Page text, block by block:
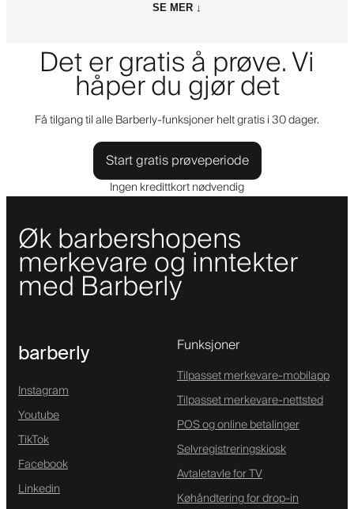
SE MER ↓
Det er gratis å prøve. Vi
håper du gjør det
Få tilgang til alle Barberly-funksjoner helt gratis i 30 dager.
Start gratis prøveperiode
Ingen kredittkort nødvendig
Øk barbershopens
merkevare og inntekter
med Barberly
barberly
Instagram
Youtube
TikTok
Facebook
Linkedin
Funksjoner
Tilpasset merkevare-mobilapp
Tilpasset merkevare-nettsted
POS og online betalinger
Selvregistreringskiosk
Avtaletavle for TV
Køhåndtering for drop-in